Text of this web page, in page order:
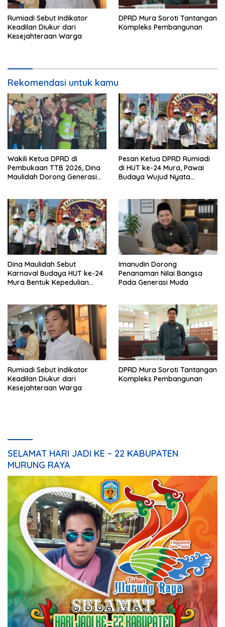
Rumiadi Sebut Indikator
Keadilan Diukur dari
Kesejahteraan Warga
DPRD Mura Soroti Tantangan
Kompleks Pembangunan
Rekomendasi untuk kamu
Wakili Ketua DPRD di
Pembukaan TTB 2026, Dina
Maulidah Dorong Generasi
Pesan Ketua DPRD Rumiadi
di HUT ke-24 Mura, Pawai
Budaya Wujud Nyata
Dina Maulidah Sebut
Karnaval Budaya HUT ke-24
Mura Bentuk Kepedulian
Imanudin Dorong
Penanaman Nilai Bangsa
Pada Generasi Muda
Rumiadi Sebut Indikator
Keadilan Diukur dari
Kesejahteraan Warga
DPRD Mura Soroti Tantangan
Kompleks Pembangunan
SELAMAT HARI JADI KE – 22 KABUPATEN
MURUNG RAYA